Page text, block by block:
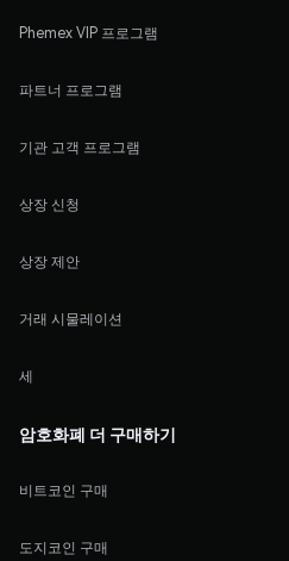
Phemex VIP 프로그램
파트너 프로그램
기관 고객 프로그램
상장 신청
상장 제안
거래 시물레이션
세
암호화폐 더 구매하기
비트코인 구매
도지코인 구매